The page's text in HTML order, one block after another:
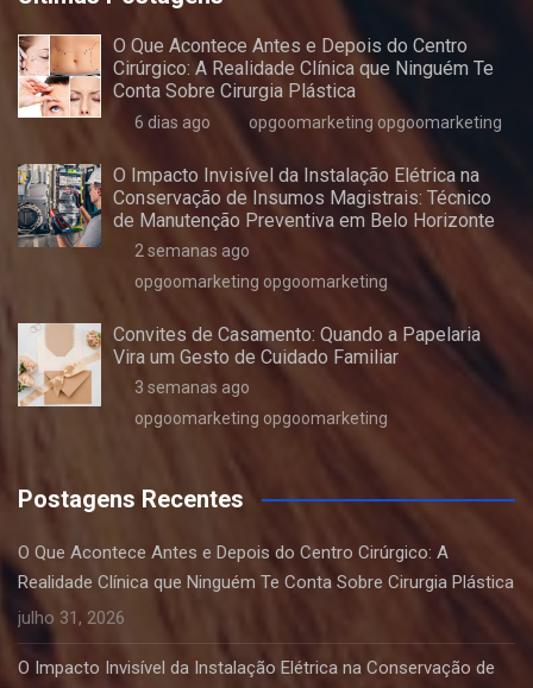
O Que Acontece Antes e Depois do Centro
Cirúrgico: A Realidade Clínica que Ninguém Te
Conta Sobre Cirurgia Plástica
6 dias ago opgoomarketing opgoomarketing
O Impacto Invisível da Instalação Elétrica na
Conservação de Insumos Magistrais: Técnico
de Manutenção Preventiva em Belo Horizonte
2 semanas ago
opgoomarketing opgoomarketing
Convites de Casamento: Quando a Papelaria
Vira um Gesto de Cuidado Familiar
3 semanas ago
opgoomarketing opgoomarketing
Postagens Recentes
O Que Acontece Antes e Depois do Centro Cirúrgico: A
Realidade Clínica que Ninguém Te Conta Sobre Cirurgia Plástica
julho 31, 2026
O Impacto Invisível da Instalação Elétrica na Conservação de